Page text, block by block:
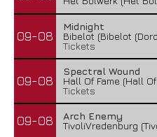
09-08
Midnight
Bibelot (Bibelot
Tickets
09-08
Spectral Wound
Hall Of Fame (Hall
Tickets
09-08
Arch Enemy
TivoliVredenburg